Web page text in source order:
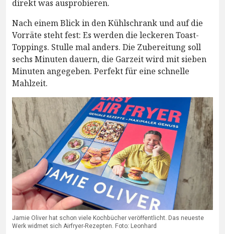
direkt was ausprobieren.
Nach einem Blick in den Kühlschrank und auf die
Vorräte steht fest: Es werden die leckeren Toast-
Toppings. Stulle mal anders. Die Zubereitung soll
sechs Minuten dauern, die Garzeit wird mit sieben
Minuten angegeben. Perfekt für eine schnelle
Mahlzeit.
Jamie Oliver hat schon viele Kochbücher veröffentlicht. Das neueste
Werk widmet sich Airfryer-Rezepten. Foto: Leonhard